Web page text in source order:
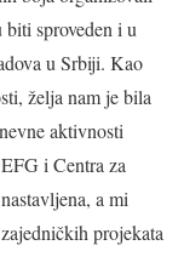
sproveden i u
u Srbiji. Kao
želja nam je bila
aktivnosti
i Centra za
a mi
projekata